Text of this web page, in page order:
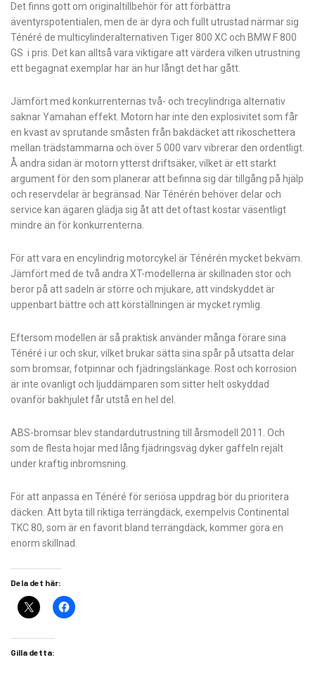
Det finns gott om originaltillbehör för att förbättra
äventyrspotentialen, men de är dyra och fullt utrustad närmar sig
Ténéré de multicylinderalternativen Tiger 800 XC och BMW F 800
GS i pris. Det kan alltså vara viktigare att värdera vilken utrustning
ett begagnat exemplar har än hur långt det har gått.
Jämfört med konkurrenternas två- och trecylindriga alternativ
saknar Yamahan effekt. Motorn har inte den explosivitet som får
en kvast av sprutande småsten från bakdäcket att rikoschettera
mellan trädstammarna och över 5 000 varv vibrerar den ordentligt.
Å andra sidan är motorn ytterst driftsäker, vilket är ett starkt
argument för den som planerar att befinna sig där tillgång på hjälp
och reservdelar är begränsad. När Ténérén behöver delar och
service kan ägaren glädja sig åt att det oftast kostar väsentligt
mindre än för konkurrenterna.
För att vara en encylindrig motorcykel är Ténérén mycket bekväm.
Jämfört med de två andra XT-modellerna är skillnaden stor och
beror på att sadeln är större och mjukare, att vindskyddet är
uppenbart bättre och att körställningen är mycket rymlig.
Eftersom modellen är så praktisk använder många förare sina
Ténéré i ur och skur, vilket brukar sätta sina spår på utsatta delar
som bromsar, fotpinnar och fjädringslänkage. Rost och korrosion
är inte ovanligt och ljuddämparen som sitter helt oskyddad
ovanför bakhjulet får utstå en hel del.
ABS-bromsar blev standardutrustning till årsmodell 2011. Och
som de flesta hojar med lång fjädringsväg dyker gaffeln rejält
under kraftig inbromsning.
För att anpassa en Ténéré för seriösa uppdrag bör du prioritera
däcken. Att byta till riktiga terrängdäck, exempelvis Continental
TKC 80, som är en favorit bland terrängdäck, kommer göra en
enorm skillnad.
Dela det här:
Gilla detta: